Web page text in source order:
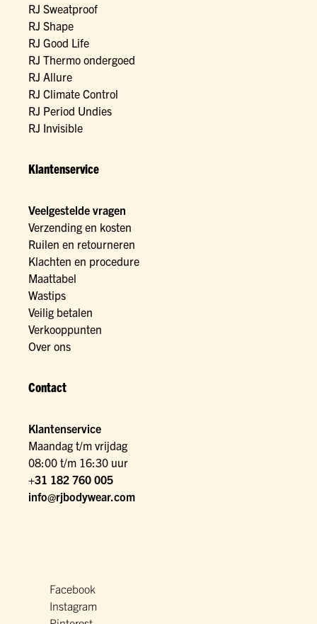
RJ Sweatproof
RJ Shape
RJ Good Life
RJ Thermo ondergoed
RJ Allure
RJ Climate Control
RJ Period Undies
RJ Invisible
Klantenservice
Veelgestelde vragen
Verzending en kosten
Ruilen en retourneren
Klachten en procedure
Maattabel
Wastips
Veilig betalen
Verkooppunten
Over ons
Contact
Klantenservice
Maandag t/m vrijdag
08:00 t/m 16:30 uur
+31 182 760 005
info@rjbodywear.com
Facebook
Instagram